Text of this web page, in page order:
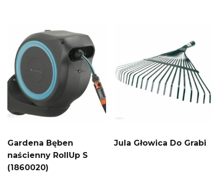
Gardena Bęben
naścienny RollUp S
(1860020)
Jula Głowica Do Grabi